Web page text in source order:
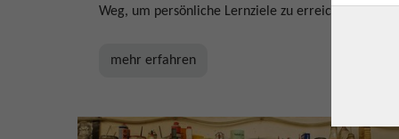
Weg, um persönliche Lernziele zu erreichen.
mehr erfahren